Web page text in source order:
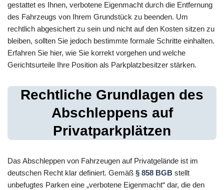
gestattet es Ihnen, verbotene Eigenmacht durch die Entfernung
des Fahrzeugs von Ihrem Grundstück zu beenden. Um
rechtlich abgesichert zu sein und nicht auf den Kosten sitzen zu
bleiben, sollten Sie jedoch bestimmte formale Schritte einhalten.
Erfahren Sie hier, wie Sie korrekt vorgehen und welche
Gerichtsurteile Ihre Position als Parkplatzbesitzer stärken.
Rechtliche Grundlagen des
Abschleppens auf
Privatparkplätzen
Das Abschleppen von Fahrzeugen auf Privatgelände ist im
deutschen Recht klar definiert. Gemäß § 858 BGB stellt
unbefugtes Parken eine „verbotene Eigenmacht“ dar, die den